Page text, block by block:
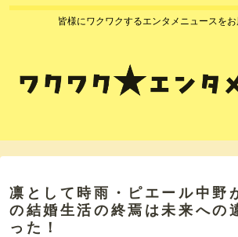
皆様にワクワクするエンタメニュースをお
凛として時雨・ピエール中野
の結婚生活の終焉は未来への
った！